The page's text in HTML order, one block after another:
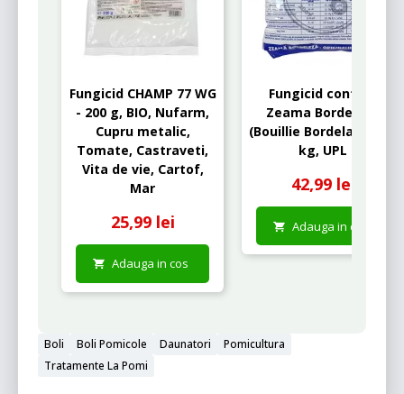
Fungicid CHAMP 77 WG
- 200 g, BIO, Nufarm,
Cupru metalic,
Tomate, Castraveti,
Vita de vie, Cartof,
Mar
25,99 lei
Adauga in cos
Fungicid contact
Zeama Bordeleza
(Bouillie Bordelaise) - 1
kg, UPL
42,99 lei
Adauga in cos
Boli Boli Pomicole Daunatori
Pomicultura
Tratamente La Pomi